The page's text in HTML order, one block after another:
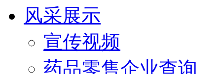
风采展示
宣传视频
药品零售企业查询